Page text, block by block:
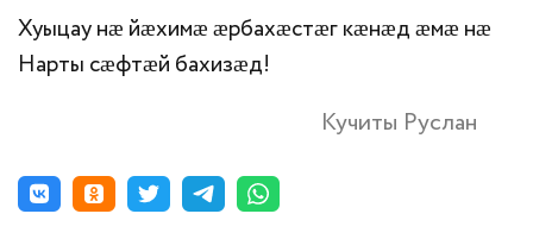
Хуыцау нӕ йӕхимӕ ӕрбахӕстӕг кӕнӕд ӕмӕ нӕ
Нарты сӕфтӕй бахизӕд!
Кучиты Руслан